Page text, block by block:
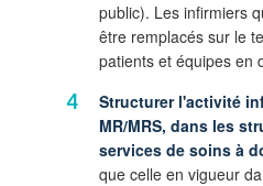
public). Les infirmiers
être remplacés sur le
patients et équipes en
Structurer l'activité
MR/MRS, dans les
services de soins à
que celle en vigueur